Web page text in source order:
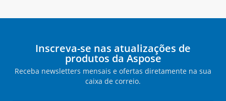
Inscreva-se nas atualizações de
produtos da Aspose
Receba newsletters mensais e ofertas diretamente na sua
caixa de correio.